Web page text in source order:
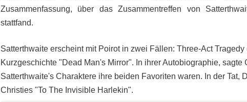
Zusammenfassung, über das Zusammentreffen von
stattfand.
Satterthwaite erscheint mit Poirot in zwei Fällen: Three-Act
Kurzgeschichte "Dead Man's Mirror". In ihrer Autobiographie, sagte
Satterthwaite's Charaktere ihre beiden Favoriten waren. In der Tat,
Christies "To The Invisible Harlekin".